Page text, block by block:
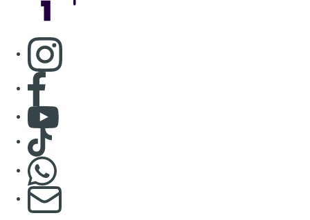
Consulter page Instagram
Consulter page Facebook
Consulter Youtube
Consulter TikTok
S'abonner à notre newsletter